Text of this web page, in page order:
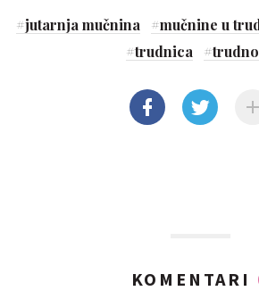
#jutarnja mučnina #mučnine u
#trudnica #
KOMENTARI